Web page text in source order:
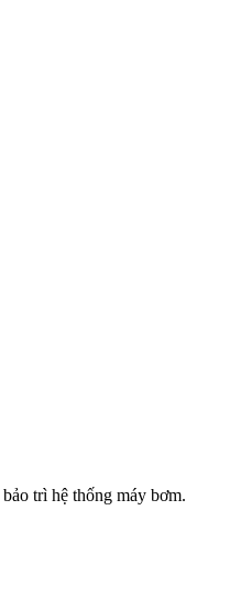
trì hệ thống máy bơm.